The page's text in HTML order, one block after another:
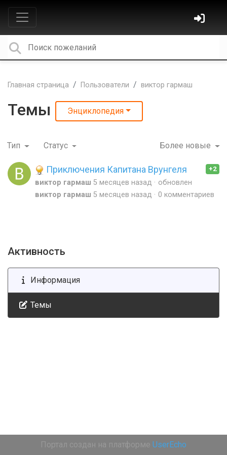
Главная страница Пользователи виктор гармаш
Темы Энциклопедия
Тип Статус Более новые
+2
Приключения Капитана Врунгеля
виктор гармаш 5 месяцев назад
обновлен
виктор гармаш 5 месяцев назад 0 комментариев
Активность
Информация
Темы
Портал создан на платформе UserEcho